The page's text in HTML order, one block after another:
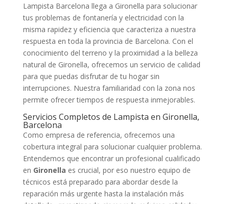
Lampista Barcelona llega a Gironella para solucionar
tus problemas de fontanería y electricidad con la
misma rapidez y eficiencia que caracteriza a nuestra
respuesta en toda la provincia de Barcelona. Con el
conocimiento del terreno y la proximidad a la belleza
natural de Gironella, ofrecemos un servicio de calidad
para que puedas disfrutar de tu hogar sin
interrupciones. Nuestra familiaridad con la zona nos
permite ofrecer tiempos de respuesta inmejorables.
Servicios Completos de Lampista en Gironella,
Barcelona
Como empresa de referencia, ofrecemos una
cobertura integral para solucionar cualquier problema.
Entendemos que encontrar un profesional cualificado
en Gironella es crucial, por eso nuestro equipo de
técnicos está preparado para abordar desde la
reparación más urgente hasta la instalación más